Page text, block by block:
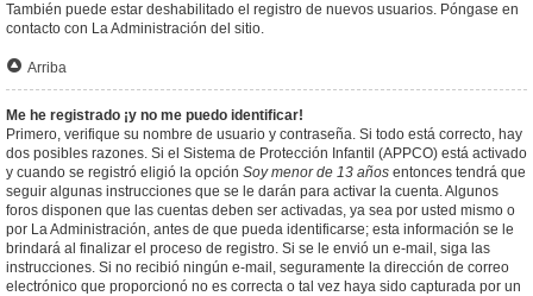
También puede estar deshabilitado el registro de nuevos usuarios. Póngase en
contacto con La Administración del sitio.
Arriba
Me he registrado ¡y no me puedo identificar!
Primero, verifique su nombre de usuario y contraseña. Si todo está correcto, hay
dos posibles razones. Si el Sistema de Protección Infantil (APPCO) está activado
y cuando se registró eligió la opción Soy menor de 13 años entonces tendrá que
seguir algunas instrucciones que se le darán para activar la cuenta. Algunos
foros disponen que las cuentas deben ser activadas, ya sea por usted mismo o
por La Administración, antes de que pueda identificarse; esta información se le
brindará al finalizar el proceso de registro. Si se le envió un e-mail, siga las
instrucciones. Si no recibió ningún e-mail, seguramente la dirección de correo
electrónico que proporcionó no es correcta o tal vez haya sido capturada por un